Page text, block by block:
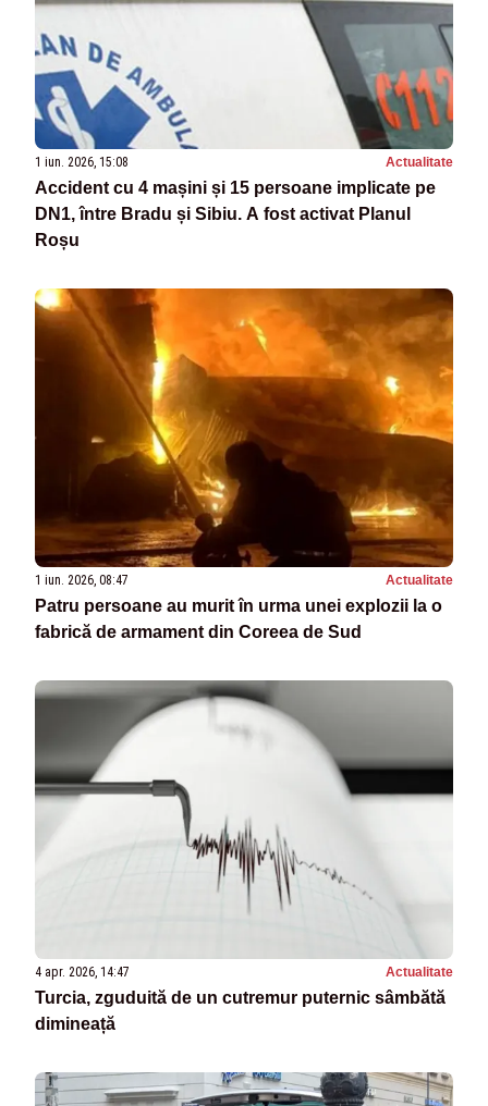
1 iun. 2026, 15:08 Actualitate
Accident cu 4 mașini și 15 persoane implicate pe
DN1, între Bradu și Sibiu. A fost activat Planul
Roșu
1 iun. 2026, 08:47 Actualitate
Patru persoane au murit în urma unei explozii la o
fabrică de armament din Coreea de Sud
4 apr. 2026, 14:47 Actualitate
Turcia, zguduită de un cutremur puternic sâmbătă
dimineață